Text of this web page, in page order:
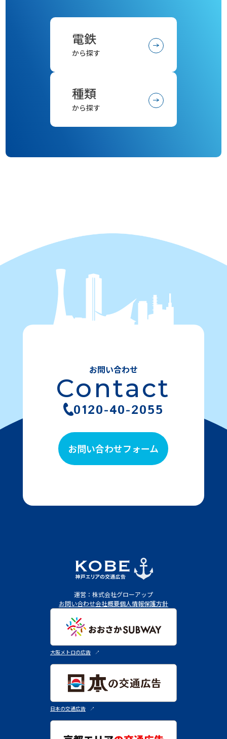
電鉄
から探す
種類
から探す
お問い合わせ
Contact
0120-40-2055
お問い合わせフォーム
運営：株式会社グローアップ
お問い合わせ会社概要個人情報保護方針
大阪メトロの広告 ↗︎
日本の交通広告 ↗︎